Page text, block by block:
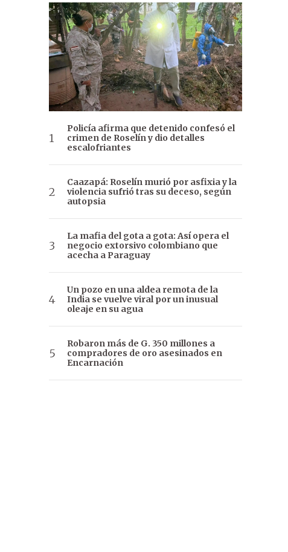
Policía afirma que detenido confesó el
crimen de Roselín y dio detalles
escalofriantes
Caazapá: Roselín murió por asfixia y la
violencia sufrió tras su deceso, según
autopsia
La mafia del gota a gota: Así opera el
negocio extorsivo colombiano que
acecha a Paraguay
Un pozo en una aldea remota de la
India se vuelve viral por un inusual
oleaje en su agua
Robaron más de G. 350 millones a
compradores de oro asesinados en
Encarnación